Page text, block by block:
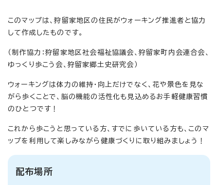
このマップは、狩留家地区の住民がウォーキング推進者と協力
して作成したものです。
（制作協力：狩留家地区社会福祉協議会、狩留家町内会連合会、
ゆっくり歩こう会、狩留家郷土史研究会）
ウォーキングは体力の維持・向上だけでなく、花や景色を見な
がら歩くことで、脳の機能の活性化も見込めるお手軽健康習慣
のひとつです！
これから歩こうと思っている方、すでに歩いている方も、このマ
ップを利用して楽しみながら健康づくりに取り組みましょう！
配布場所